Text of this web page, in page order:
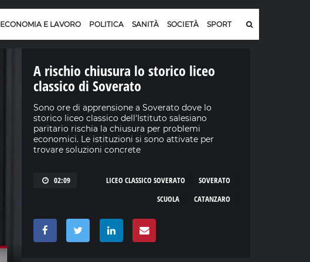
ECONOMIA E LAVORO POLITICA SANITÀ SOCIETÀ SPORT
A rischio chiusura lo storico liceo
classico di Soverato
Sono ore di apprensione a Soverato dove lo
storico liceo classico dell'Istituto salesiano
paritario rischia la chiusura per problemi
economici. Le istituzioni si sono attivate per
trovare soluzioni concrete
02:09 SOVERATO
LICEO CLASSICO SOVERATO
CATANZARO
SCUOLA